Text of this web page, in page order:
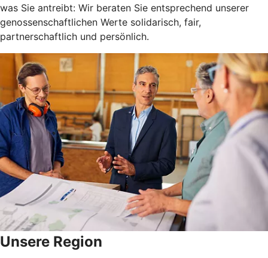
was Sie antreibt: Wir beraten Sie entsprechend unserer
genossenschaftlichen Werte solidarisch, fair,
partnerschaftlich und persönlich.
Unsere Region